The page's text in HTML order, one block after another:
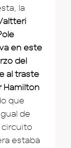
la
en este
del
al traste
Hamilton
que
de
circuito
estaba